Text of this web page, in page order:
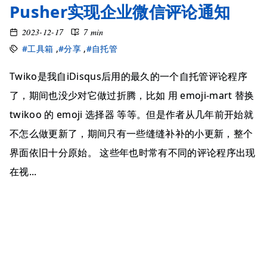
Pusher实现企业微信评论通知
2023-12-17
7 min
#工具箱 ,#分享 ,#自托管
Twiko是我自iDisqus后用的最久的一个自托管评论程序
了，期间也没少对它做过折腾，比如 用 emoji-mart 替换
twikoo 的 emoji 选择器 等等。但是作者从几年前开始就
不怎么做更新了，期间只有一些缝缝补补的小更新，整个
界面依旧十分原始。 这些年也时常有不同的评论程序出现
在视...